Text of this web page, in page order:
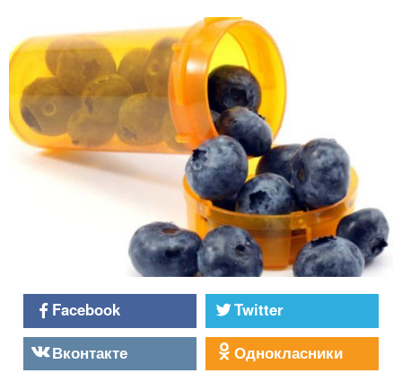
Facebook
Twitter
Вконтакте
Однокласники